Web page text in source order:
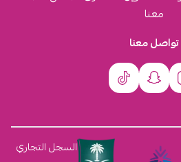
معنا
تواصل معنا
السجل التجاري